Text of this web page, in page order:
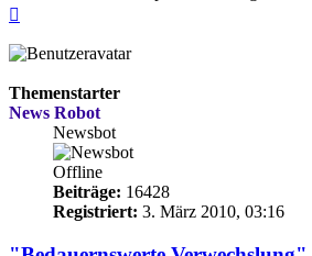
Themenstarter
News Robot
Newsbot
Offline
Beiträge: 16428
Registriert: 3. März 2010, 03:16